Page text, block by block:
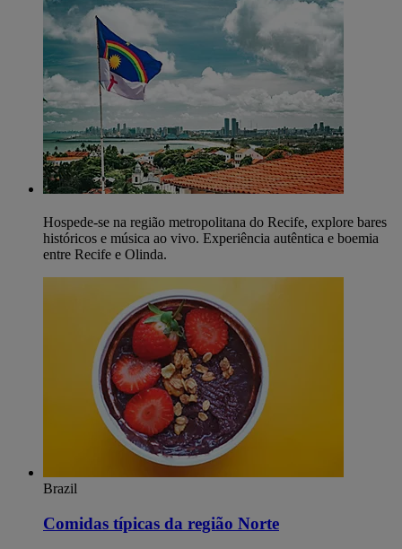
Hospede-se na região metropolitana do Recife, explore bares
históricos e música ao vivo. Experiência autêntica e boemia
entre Recife e Olinda.
Brazil
Comidas típicas da região Norte